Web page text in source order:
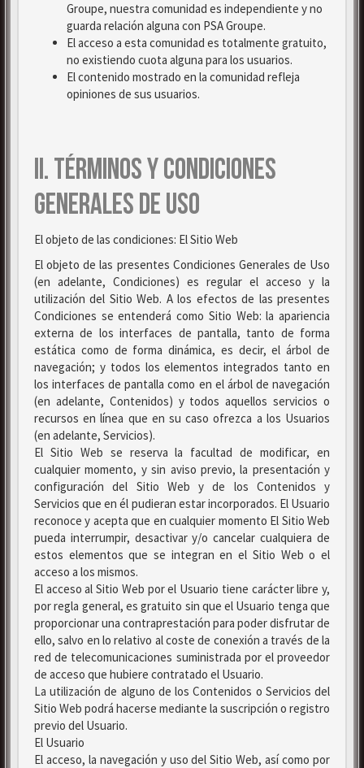
Groupe, nuestra comunidad es independiente y no
guarda relación alguna con PSA Groupe.
El acceso a esta comunidad es totalmente gratuito,
no existiendo cuota alguna para los usuarios.
El contenido mostrado en la comunidad refleja
opiniones de sus usuarios.
II. TÉRMINOS Y CONDICIONES
GENERALES DE USO
El objeto de las condiciones: El Sitio Web
El objeto de las presentes Condiciones Generales de Uso
(en adelante, Condiciones) es regular el acceso y la
utilización del Sitio Web. A los efectos de las presentes
Condiciones se entenderá como Sitio Web: la apariencia
externa de los interfaces de pantalla, tanto de forma
estática como de forma dinámica, es decir, el árbol de
navegación; y todos los elementos integrados tanto en
los interfaces de pantalla como en el árbol de navegación
(en adelante, Contenidos) y todos aquellos servicios o
recursos en línea que en su caso ofrezca a los Usuarios
(en adelante, Servicios).
El Sitio Web se reserva la facultad de modificar, en
cualquier momento, y sin aviso previo, la presentación y
configuración del Sitio Web y de los Contenidos y
Servicios que en él pudieran estar incorporados. El Usuario
reconoce y acepta que en cualquier momento El Sitio Web
pueda interrumpir, desactivar y/o cancelar cualquiera de
estos elementos que se integran en el Sitio Web o el
acceso a los mismos.
El acceso al Sitio Web por el Usuario tiene carácter libre y,
por regla general, es gratuito sin que el Usuario tenga que
proporcionar una contraprestación para poder disfrutar de
ello, salvo en lo relativo al coste de conexión a través de la
red de telecomunicaciones suministrada por el proveedor
de acceso que hubiere contratado el Usuario.
La utilización de alguno de los Contenidos o Servicios del
Sitio Web podrá hacerse mediante la suscripción o registro
previo del Usuario.
El Usuario
El acceso, la navegación y uso del Sitio Web, así como por